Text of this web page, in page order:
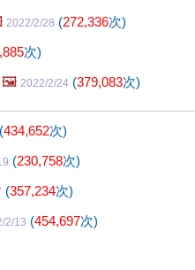
2022/2/28 (272,336次)
次)
🖼️ 2022/2/24 (379,083次)
(434,652次)
(230,758次)
(357,234次)
2/13 (454,697次)